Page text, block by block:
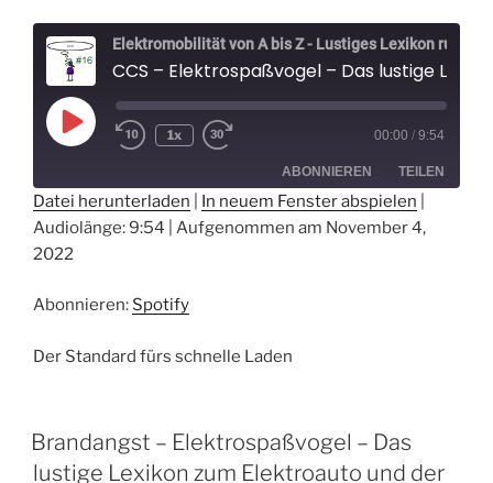
Play
Episode
1x 00:00 / 9:54
ABONNIEREN TEILEN
Spotify
TEILEN
Datei herunterladen In neuem Fenster abspielen
Audiolänge: 9:54
Aufgenommen am November 4,
2022
Abonnieren: Spotify
Der Standard fürs schnelle Laden
Brandangst – Elektrospaßvogel – Das
lustige Lexikon zum Elektroauto und der